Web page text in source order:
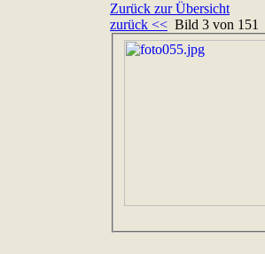
Zurück zur Übersicht
zurück << Bild 3 von 151